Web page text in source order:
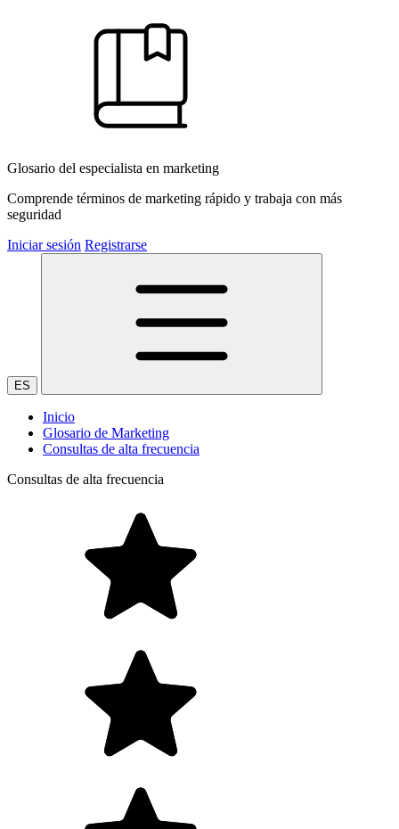
Glosario del especialista en marketing
Comprende términos de marketing rápido y trabaja con más
seguridad
Iniciar sesión Registrarse
ES
Inicio
Glosario de Marketing
Consultas de alta frecuencia
Consultas de alta frecuencia